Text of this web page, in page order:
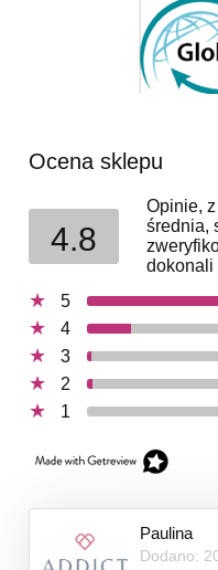
Ocena sklepu
4.8
Opinie,
średnia,
dokonali
5
4
3
2
1
Paulina
Dodano: